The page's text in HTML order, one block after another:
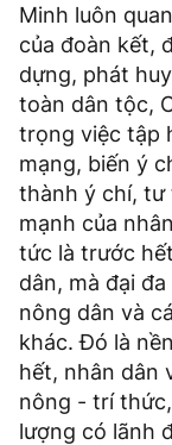
Minh luôn
của đoàn kết,
dựng, phát
toàn dân tộc,
trọng việc tập
mạng, biến ý
thành ý chí, tư
mạnh của
tức là trước
dân, mà đại
nông dân và
khác. Đó là
hết, nhân dân
nông - trí
lượng có lãnh